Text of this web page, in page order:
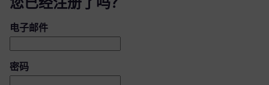
登录：用户和密码
电子邮件
密码